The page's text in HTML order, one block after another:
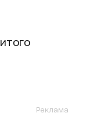
Реклама